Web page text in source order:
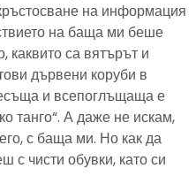
на информация
на баща ми беше
каквито са вятърът и
дървени коруби в
и всепоглъщаща е
танго“. А даже не искам,
с баща ми. Но как да
с чисти обувки, като си